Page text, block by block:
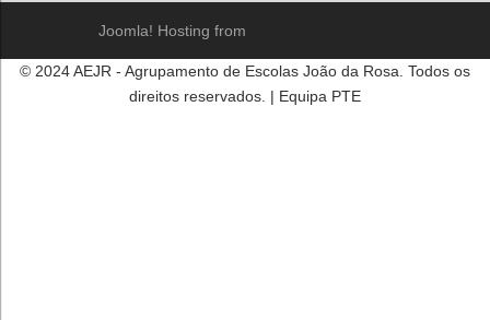
Joomla! Hosting from
© 2024 AEJR - Agrupamento de Escolas João da Rosa. Todos os
direitos reservados. | Equipa PTE